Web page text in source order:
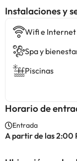
Instalaciones y
Wifi e Internet
Spa y
Piscinas
Horario de
Entrada
A partir de las 2:00